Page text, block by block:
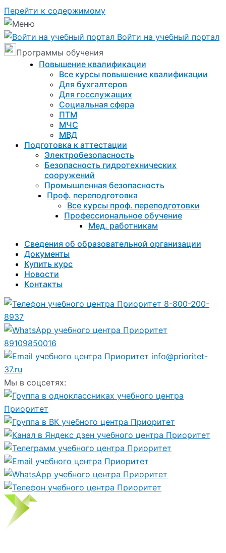
Перейти к содержимому
Войти на учебный портал
Программы обучения
Повышение квалификации
Все курсы повышение квалификации
Для бухгалтеров
Для госслужащих
Социальная сфера
ПТМ
МЧС
МВД
Подготовка к aттестации
Электробезопасность
Безопасность гидротехнических
сооружений
Промышленная безопасность
Проф. переподготовка
Все курсы проф. переподготовки
Профессиональное обучение
Мед. работникам
Сведения об образовательной организации
Документы
Купить курс
Новости
Контакты
8-800-200-
8937
89109850016
info@prioritet-
37.ru
Мы в соцсетях: